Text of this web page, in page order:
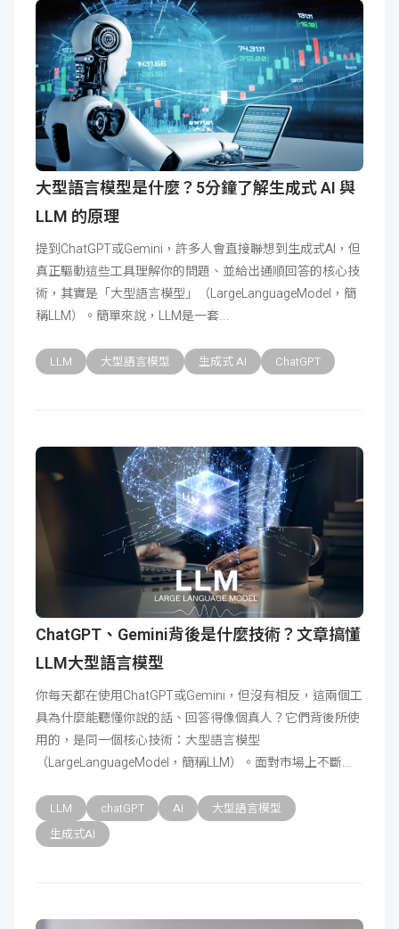
大型語言模型是什麼？5分鐘了解生成式 AI 與
LLM 的原理
提到ChatGPT或Gemini，許多人會直接聯想到生成式AI，但
真正驅動這些工具理解你的問題、並給出通順回答的核心技
術，其實是「大型語言模型」（LargeLanguageModel，簡
稱LLM）。簡單來說，LLM是一套
LLM 大型語言模型 生成式 AI ChatGPT
ChatGPT、Gemini背後是什麼技術？文章搞懂
LLM大型語言模型
你每天都在使用ChatGPT或Gemini，但沒有相反，這兩個工
具為什麼能聽懂你說的話、回答得像個真人？它們背後所使
用的，是同一個核心技術：大型語言模型
（LargeLanguageModel，簡稱LLM）。面對市場上不斷
LLM chatGPT AI
大型語言模型
生成式AI